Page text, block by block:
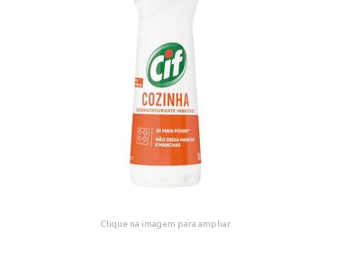
Clique na imagem para ampliar.